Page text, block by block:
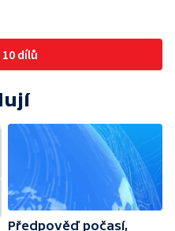
dílů
Předpověď počasí,